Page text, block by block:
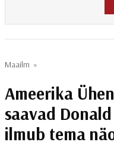
Maailm »
Ameerika
saavad
ilmub tema